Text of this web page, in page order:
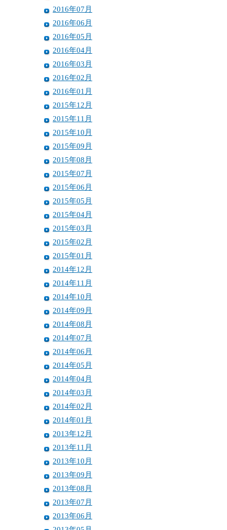
2016年07月
2016年06月
2016年05月
2016年04月
2016年03月
2016年02月
2016年01月
2015年12月
2015年11月
2015年10月
2015年09月
2015年08月
2015年07月
2015年06月
2015年05月
2015年04月
2015年03月
2015年02月
2015年01月
2014年12月
2014年11月
2014年10月
2014年09月
2014年08月
2014年07月
2014年06月
2014年05月
2014年04月
2014年03月
2014年02月
2014年01月
2013年12月
2013年11月
2013年10月
2013年09月
2013年08月
2013年07月
2013年06月